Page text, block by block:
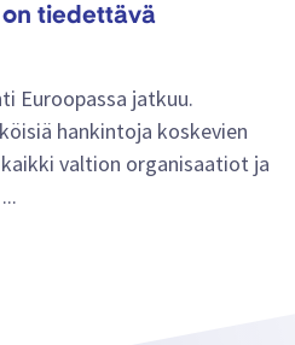
tiedettävä
Euroopassa jatkuu.
hankintoja koskevien
valtion organisaatiot ja